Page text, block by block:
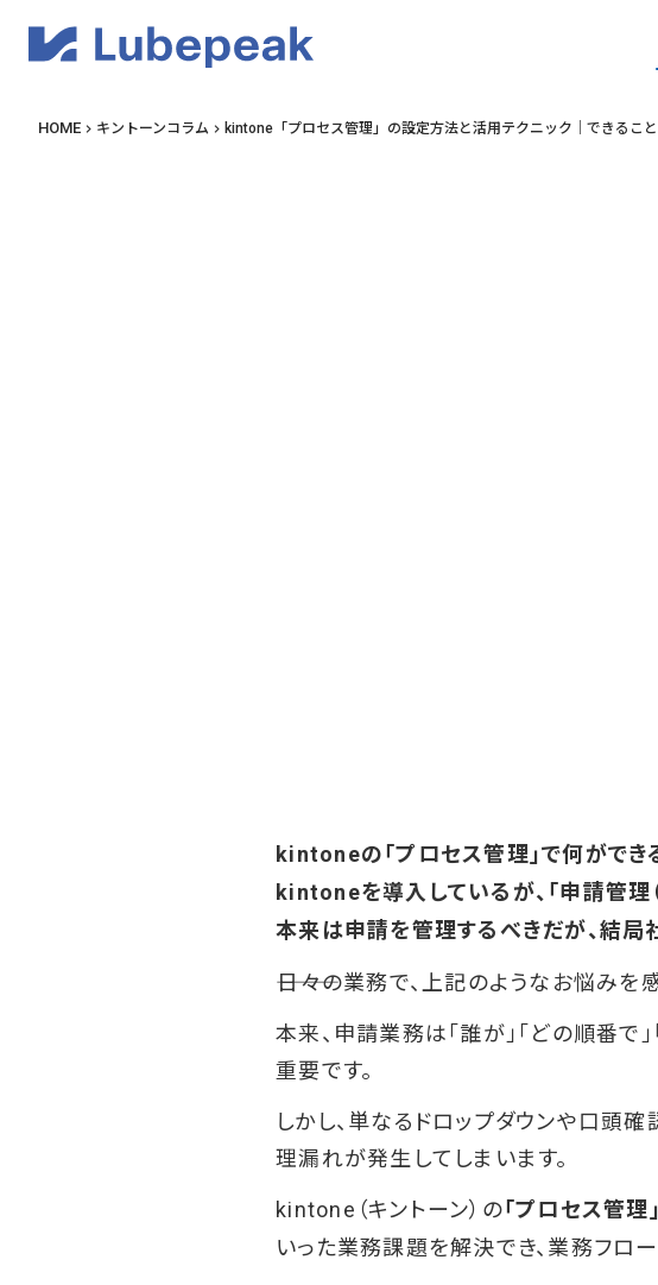
kintone定額開発
lens kintoneプラグイ lens
HOME keyboard_arrow_right キントーンコラム keyboard_arrow_right kintone「プロセス管理」の設定方法と活用テクニック｜できるこ
kintoneの「プロセス管理」で何がで
kintoneを導入しているが、「申請管理
本来は申請を管理するべきだが、結局
―――日々の業務で、上記のようなお悩み
本来、申請業務は「誰が」「どの順番
重要です。
しかし、単なるドロップダウンや口頭
理漏れが発生してしまいます。
kintone（キントーン）の「プロセス管理」
いった業務課題を解決でき、業務フロ